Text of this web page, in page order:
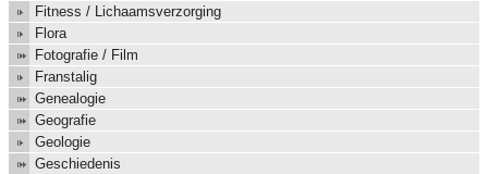
Fitness / Lichaamsverzorging
Flora
Fotografie / Film
Franstalig
Genealogie
Geografie
Geologie
Geschiedenis